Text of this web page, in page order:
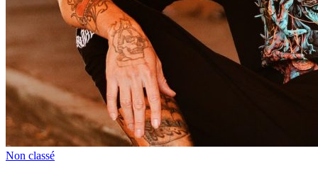
Non classé